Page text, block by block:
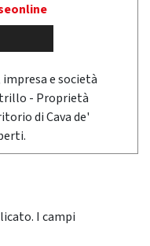
e società
- Proprietà
di Cava de'
I campi